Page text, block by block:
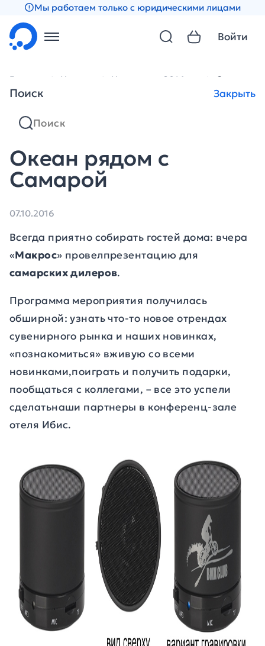
Мы работаем только с юридическими лицами
Поиск Закрыть
Войти
Главная Новости Новости за 2016 год Океан
Океан рядом с
Самарой
07.10.2016
Всегда приятно собирать гостей дома: вчера
«Макрос» провелпрезентацию для
самарских дилеров.
Программа мероприятия получилась
обширной: узнать что-то новое отрендах
сувенирного рынка и наших новинках,
«познакомиться» вживую со всеми
новинками,поиграть и получить подарки,
пообщаться с коллегами, – все это успели
сделатьнаши партнеры в конференц-зале
отеля Ибис.